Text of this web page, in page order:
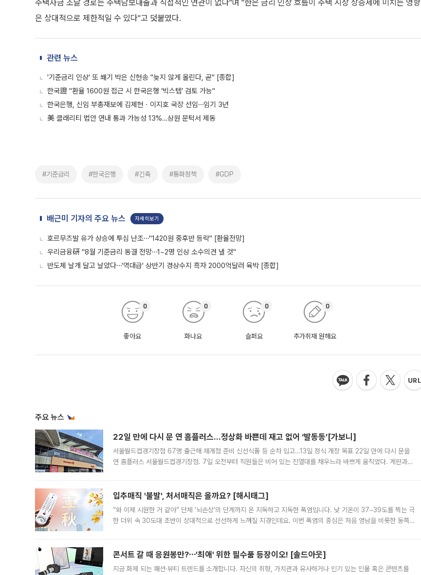
주택자금 조달 경로는 주택담보대출과 직접적인 연관이 없다"며 "한은 금리 인상 흐름이 주택 시장 상승세에 미치는 영향
은 상대적으로 제한적일 수 있다"고 덧붙였다.
관련 뉴스
'기준금리 인상' 또 쐐기 박은 신현송 "늦지 않게 올린다, 곧" [종합]
한국證 "환율 1600원 접근 시 한국은행 ‘빅스텝’ 검토 가능"
한국은행, 신임 부총재보에 김제현ㆍ이지호 국장 선임⋯임기 3년
美 클래리티 법안 연내 통과 가능성 13%…상원 문턱서 제동
#기준금리 #한국은행 #긴축 #통화정책 #GDP
배근미 기자의 주요 뉴스 자세히보기
호르무즈발 유가 상승에 투심 난조⋯"1420원 중후반 등락" [환율전망]
우리금융硏 "8월 기준금리 동결 전망⋯1~2명 인상 소수의견 낼 것"
반도체 날개 달고 날았다⋯'역대급' 상반기 경상수지 흑자 2000억달러 육박 [종합]
좋아요
0
화나요
0
슬퍼요
0
추가취재 원해요
0
주요 뉴스
22일 만에 다시 문 연 홈플러스…정상화 바쁜데 재고 없어 ‘발동동’[가보니]
서울월드컵경기장점 67명 출근해 재개점 준비 신선식품 등 순차 입고…13일 정식 개장 목표 22일 만에 다시 문을
연 홈플러스 서울월드컵경기장점. 7일 오전부터 직원들은 비어 있는 진열대를 채우느라 바쁘게 움직였다. 계란과
입추매직 '불발', 처서매직은 올까요? [해시태그]
“와 이제 시원한 거 같아” 단체 ‘뇌손상’의 단계까지 온 지독하고 지독한 폭염입니다. 낮 기온이 37~39도를 찍는 극
한 더위 속 30도대 초반이 상대적으로 선선하게 느껴질 지경인데요. 이번 폭염의 중심은 처음 영남을 비롯한 동쪽
콘서트 갈 때 응원봉만?⋯'최애' 위한 필수품 등장이오! [솔드아웃]
지금 화제 되는 패션·뷰티 트렌드를 소개합니다. 자신의 취향, 가치관과 유사하거나 인기 있는 인물 혹은 콘텐츠를